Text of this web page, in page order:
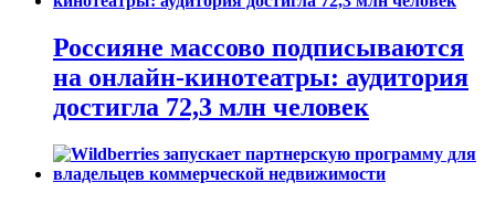
Россияне массово подписываются
на онлайн-кинотеатры: аудитория
достигла 72,3 млн человек